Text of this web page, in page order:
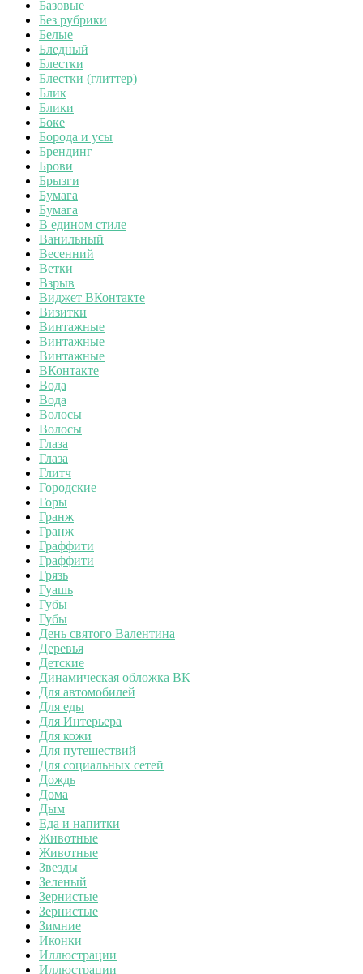
Базовые
Без рубрики
Белые
Бледный
Блестки
Блестки (глиттер)
Блик
Блики
Боке
Борода и усы
Брендинг
Брови
Брызги
Бумага
Бумага
В едином стиле
Ванильный
Весенний
Ветки
Взрыв
Виджет ВКонтакте
Визитки
Винтажные
Винтажные
Винтажные
ВКонтакте
Вода
Вода
Волосы
Волосы
Глаза
Глаза
Глитч
Городские
Горы
Гранж
Гранж
Граффити
Граффити
Грязь
Гуашь
Губы
Губы
День святого Валентина
Деревья
Детские
Динамическая обложка ВК
Для автомобилей
Для еды
Для Интерьера
Для кожи
Для путешествий
Для социальных сетей
Дождь
Дома
Дым
Еда и напитки
Животные
Животные
Звезды
Зеленый
Зернистые
Зернистые
Зимние
Иконки
Иллюстрации
Иллюстрации